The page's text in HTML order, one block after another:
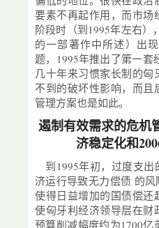
要素不再起作用，而市场
阶段时（到1995年左右）
的一部著作中所述）出
题，1995年推出了第一
几十年来习惯家长制的
不到的破坏性影响，而
管理方案也是如此。
遏制有效需求的危机
济稳定化和
到1995年初，过度支
济运行导致无力偿债 的风
使得日益增加的国债偿还
使匈牙利经济领导层在财
预算削减幅度约为1700亿